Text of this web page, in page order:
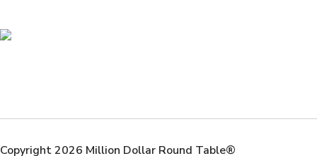
Copyright 2026 Million Dollar Round Table®